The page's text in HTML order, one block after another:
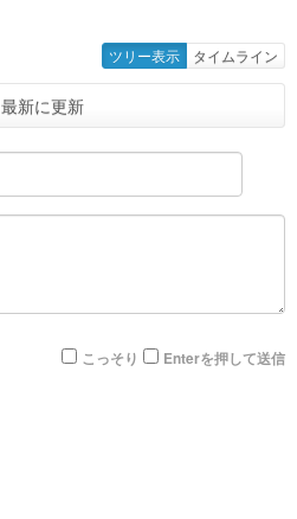
ツリー表示 タイムライン
最新に更新
こっそり Enterを押して送信